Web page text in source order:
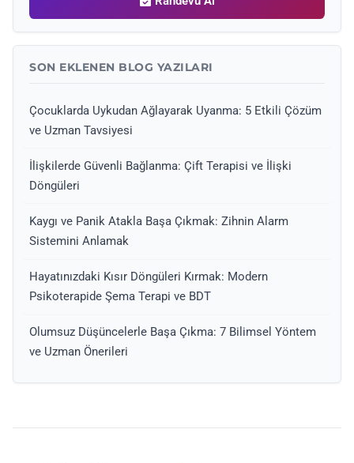
SON EKLENEN BLOG YAZILARI
Çocuklarda Uykudan Ağlayarak Uyanma: 5 Etkili Çözüm
ve Uzman Tavsiyesi
İlişkilerde Güvenli Bağlanma: Çift Terapisi ve İlişki
Döngüleri
Kaygı ve Panik Atakla Başa Çıkmak: Zihnin Alarm
Sistemini Anlamak
Hayatınızdaki Kısır Döngüleri Kırmak: Modern
Psikoterapide Şema Terapi ve BDT
Olumsuz Düşüncelerle Başa Çıkma: 7 Bilimsel Yöntem
ve Uzman Önerileri